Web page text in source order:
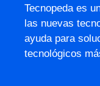
Tecnopeda es
las nuevas
ayuda para
tecnológicos